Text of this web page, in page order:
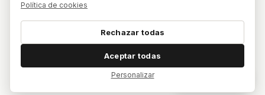
Política de cookies
Rechazar todas
Aceptar todas
Personalizar